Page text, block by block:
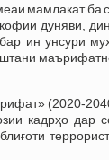
мамлакат ба
дунявӣ,
ин унсури
(2020-
кадрҳо дар